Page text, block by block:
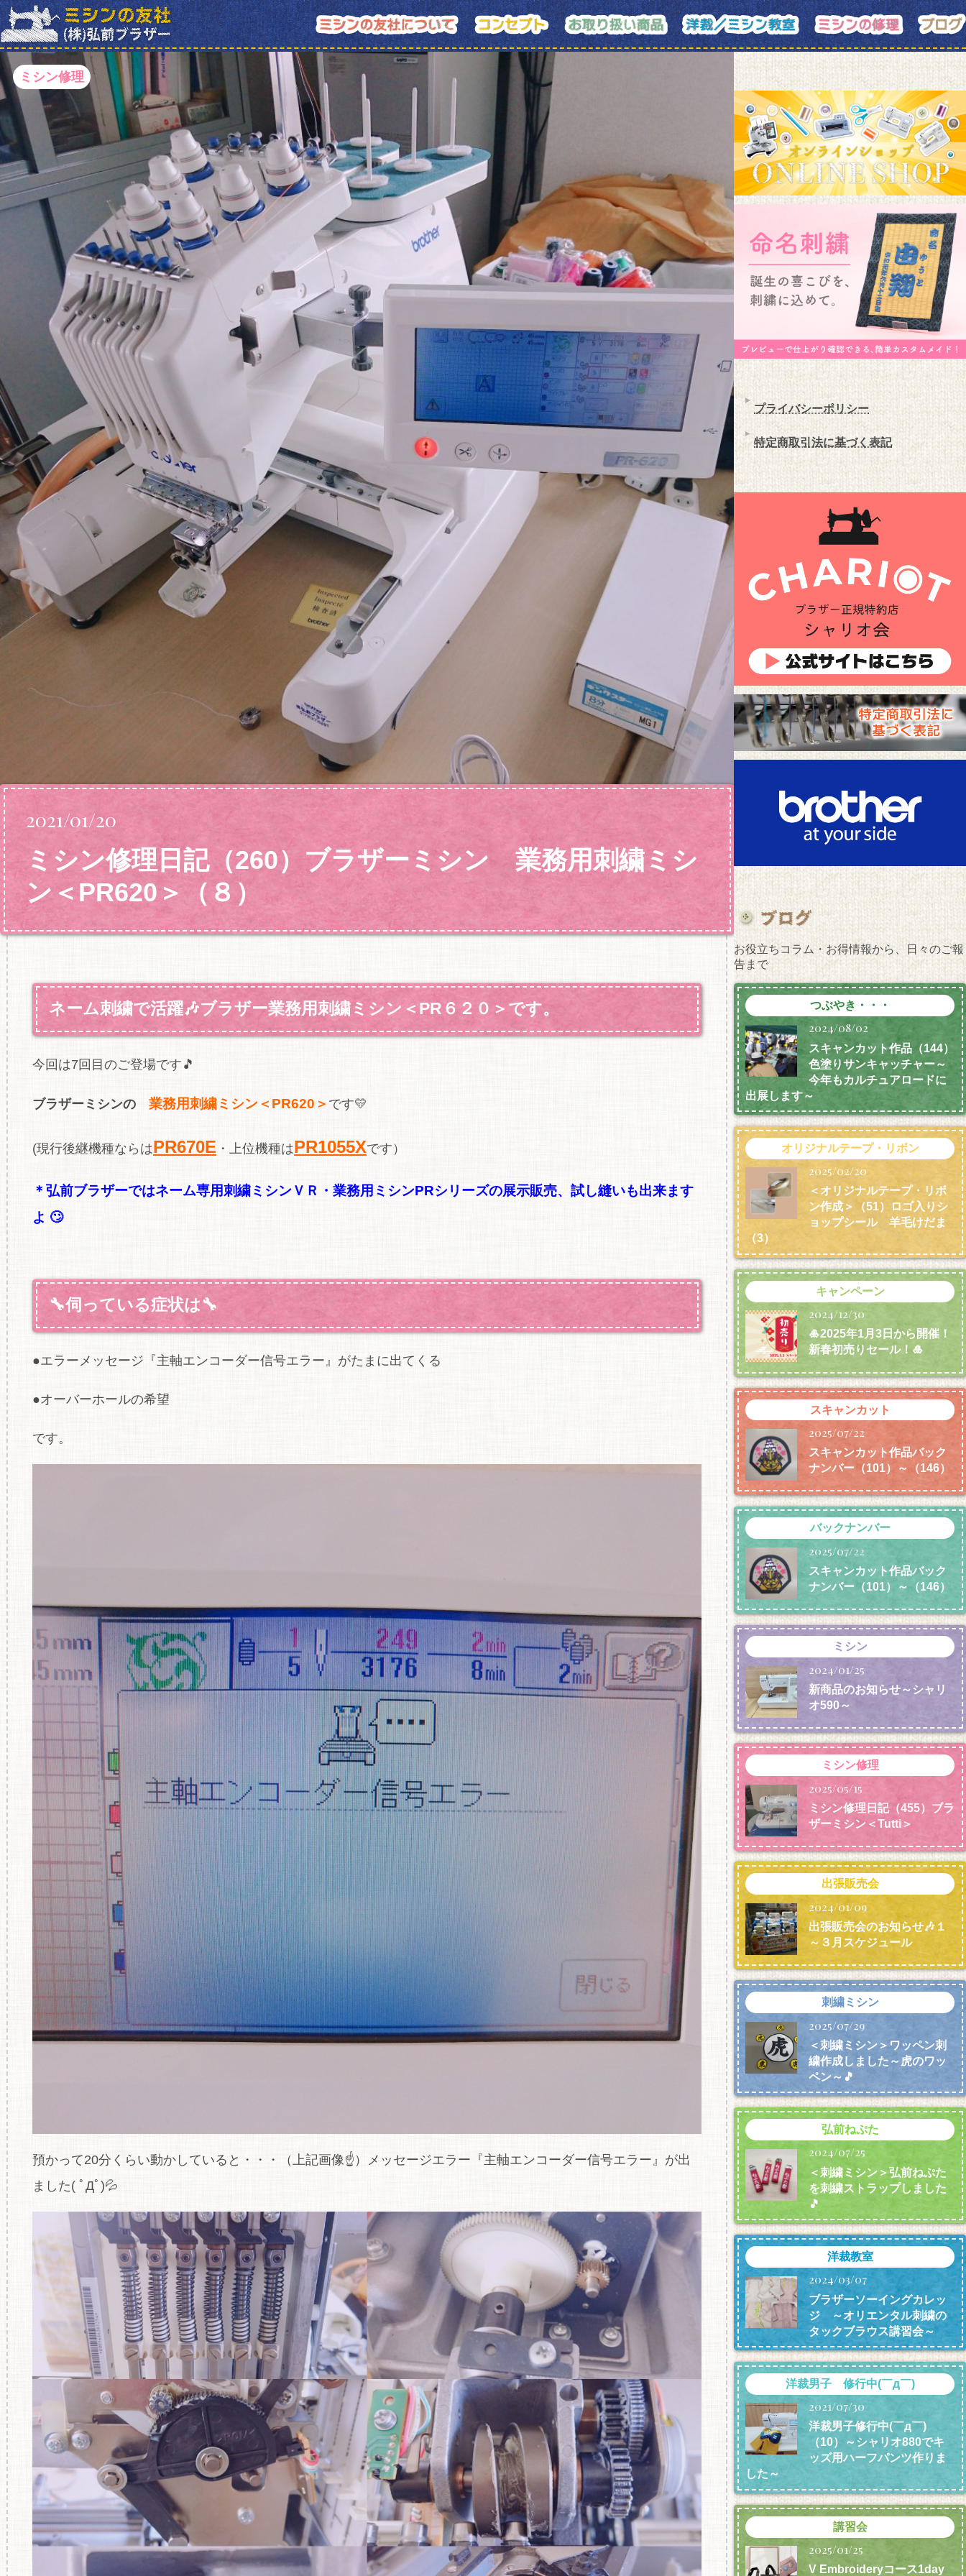
ミシン修理
2021/01/20
ミシン修理日記（260）ブラザーミシン 業務用刺繍ミシ
ン＜PR620＞（８）
ネーム刺繍で活躍🎶ブラザー業務用刺繍ミシン＜PR６２０＞です。
今回は7回目のご登場です🎵
ブラザーミシンの 業務用刺繍ミシン＜PR620＞ です💛
(現行後継機種ならはPR670E ・上位機種はPR1055Xです）
＊弘前ブラザーではネーム専用刺繍ミシンＶＲ・業務用ミシンPRシリーズの展示販売、試し縫いも出来ます
よ 🙄
🔧伺っている症状は🔧
●エラーメッセージ『主軸エンコーダー信号エラー』がたまに出てくる
●オーバーホールの希望
です。
預かって20分くらい動かしていると・・・（上記画像☝）メッセージエラー『主軸エンコーダー信号エラー』が出
ました( ﾟДﾟ)💦
プライバシーポリシー
特定商取引法に基づく表記
お役立ちコラム・お得情報から、日々のご報
告まで
つぶやき・・・
2024/08/02
スキャンカット作品（144）
色塗りサンキャッチャー～
今年もカルチュアロードに
出展します～
オリジナルテープ・リボン
2025/02/20
＜オリジナルテープ・リボ
ン作成＞（51）ロゴ入りシ
ョップシール 羊毛けだま
（3）
キャンペーン
2024/12/30
🎍2025年1月3日から開催！
新春初売りセール！🎍
スキャンカット
2025/07/22
スキャンカット作品バック
ナンバー（101）～（146）
バックナンバー
2025/07/22
スキャンカット作品バック
ナンバー（101）～（146）
ミシン
2024/01/25
新商品のお知らせ～シャリ
オ590～
ミシン修理
2025/05/15
ミシン修理日記（455）ブラ
ザーミシン＜Tutti＞
出張販売会
2024/01/09
出張販売会のお知らせ🎶１
～３月スケジュール
刺繍ミシン
2025/07/29
＜刺繍ミシン＞ワッペン刺
繍作成しました～虎のワッ
ペン～🎵
弘前ねぷた
2024/07/25
＜刺繍ミシン＞弘前ねぷた
を刺繍ストラップしました
🎵
洋裁教室
2024/03/07
ブラザーソーイングカレッ
ジ ～オリエンタル刺繍の
タックブラウス講習会～
洋裁男子 修行中(￣д￣)
2021/07/30
洋裁男子修行中(￣д￣)
（10）～シャリオ880でキ
ッズ用ハーフパンツ作りま
した～
講習会
2025/01/25
V Embroideryコース1day